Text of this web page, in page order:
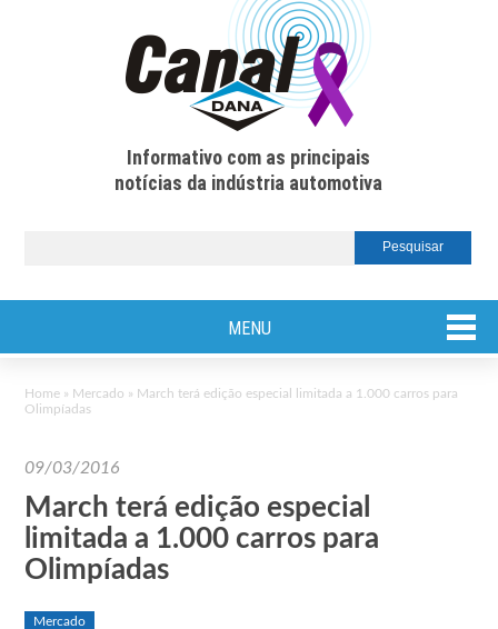
Informativo com as principais
notícias da indústria automotiva
MENU
Home » Mercado » March terá edição especial limitada a 1.000 carros para
Olimpíadas
09/03/2016
March terá edição especial
limitada a 1.000 carros para
Olimpíadas
Mercado